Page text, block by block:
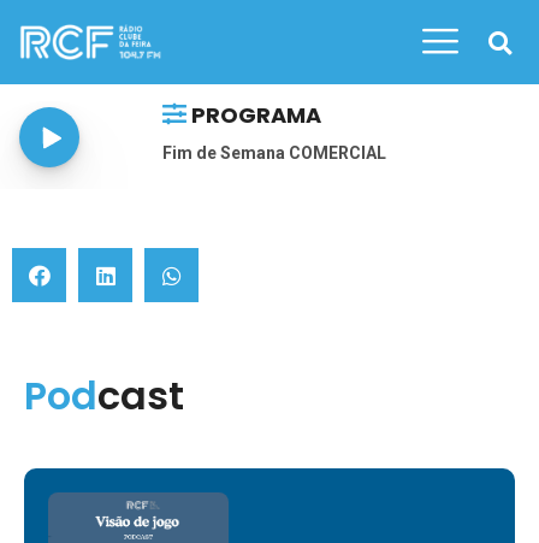
PROGRAMA
Fim de Semana COMERCIAL
PodCast